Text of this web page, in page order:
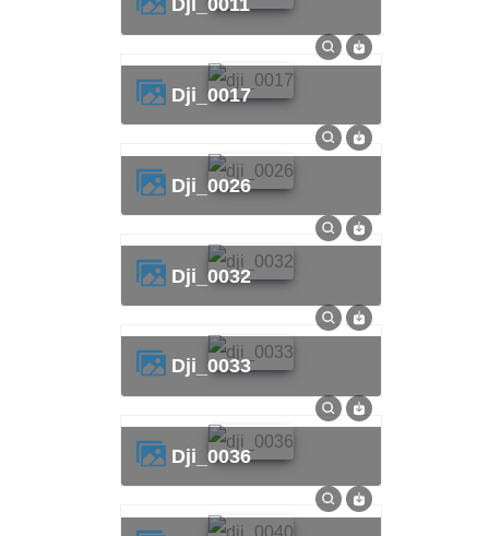
dji_0017
dji_0026
dji_0032
dji_0033
dji_0036